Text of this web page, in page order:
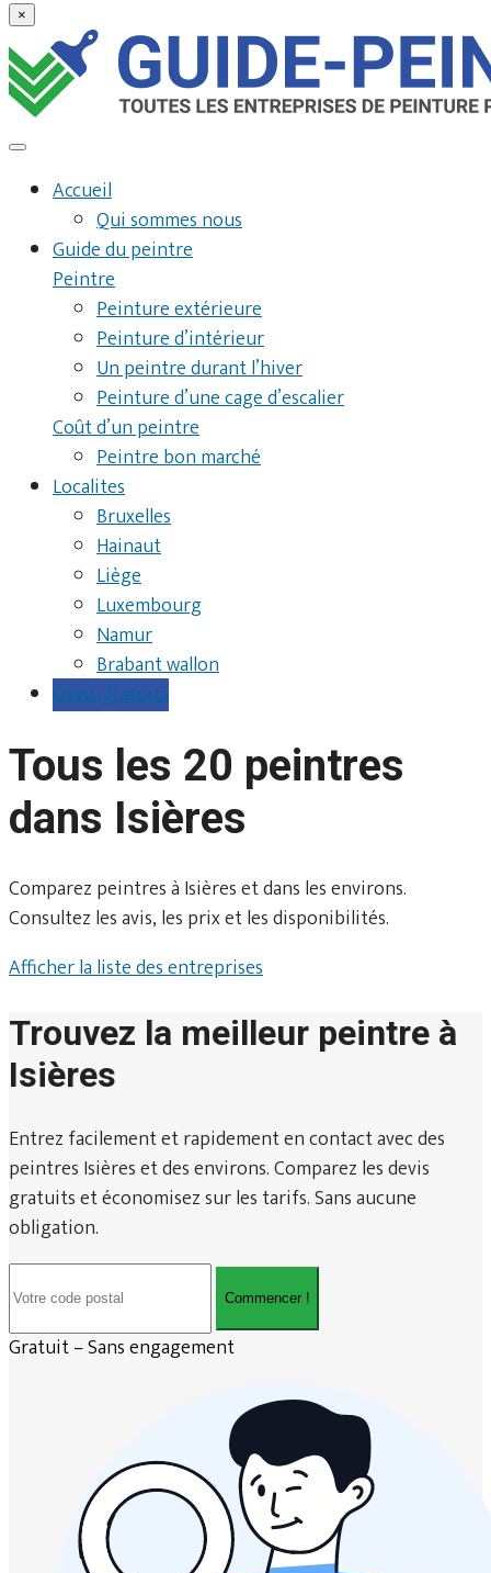
×
Accueil
Qui sommes nous
Guide du peintre
Peintre
Peinture extérieure
Peinture d’intérieur
Un peintre durant l’hiver
Peinture d’une cage d’escalier
Coût d’un peintre
Peintre bon marché
Localites
Bruxelles
Hainaut
Liège
Luxembourg
Namur
Brabant wallon
Devis gratuits
Tous les 20 peintres
dans Isières
Comparez peintres à Isières et dans les environs.
Consultez les avis, les prix et les disponibilités.
Afficher la liste des entreprises
Trouvez la meilleur peintre à
Isières
Entrez facilement et rapidement en contact avec des
peintres Isières et des environs. Comparez les devis
gratuits et économisez sur les tarifs. Sans aucune
obligation.
Commencer !
Gratuit – Sans engagement